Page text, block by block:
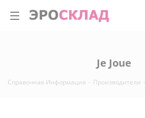
Je Joue
Справочная Информация - Производители -